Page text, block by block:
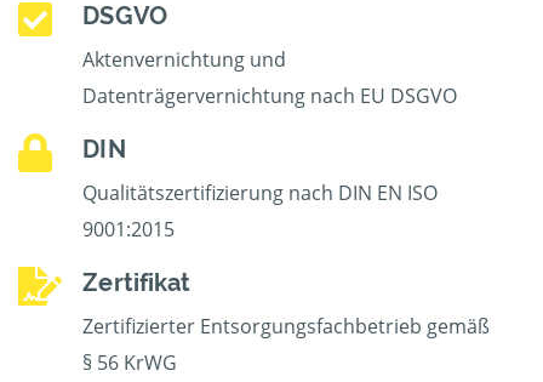
DSGVO
Aktenvernichtung und
Datenträgervernichtung nach EU DSGVO
DIN
Qualitätszertifizierung nach DIN EN ISO
9001:2015
Zertifikat
Zertifizierter Entsorgungsfachbetrieb gemäß
§ 56 KrWG